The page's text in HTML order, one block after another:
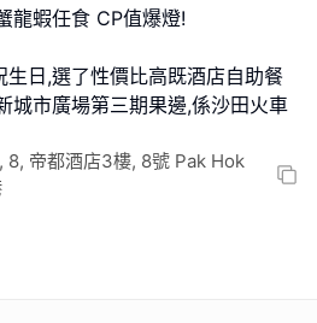
龍蝦任食 CP值爆燈!
日,選了性價比高既酒店自助餐
城市廣場第三期果邊,係沙田火車
帝都酒店3樓, 8號 Pak Hok